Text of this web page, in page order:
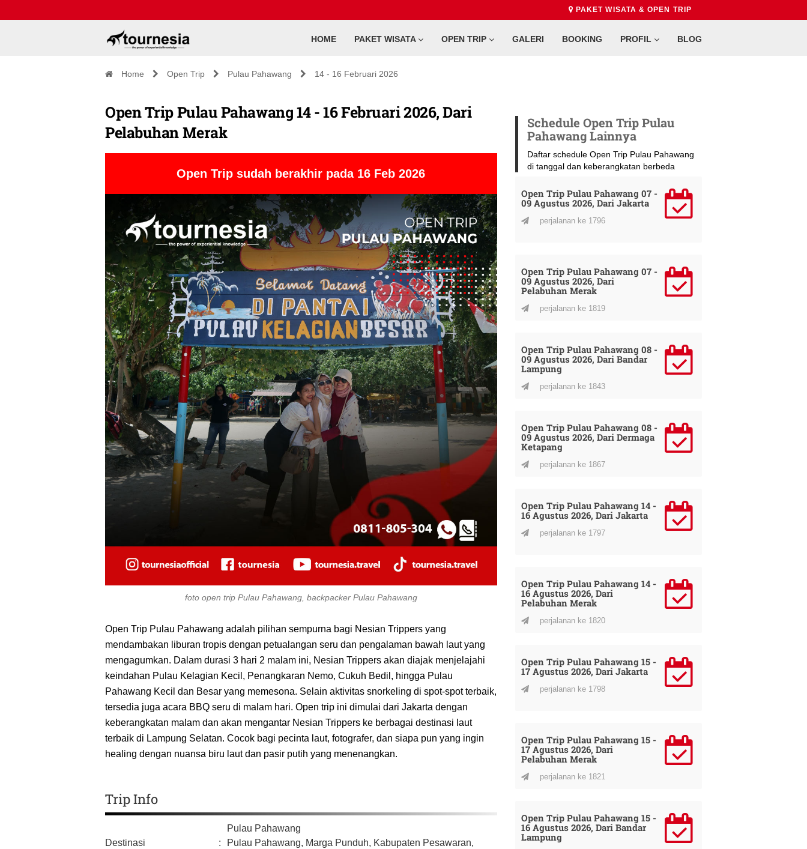
PAKET WISATA & OPEN TRIP
HOME PAKET WISATA OPEN TRIP GALERI BOOKING PROFIL BLOG
Home Open Trip Pulau Pahawang 14 - 16 Februari 2026
Open Trip Pulau Pahawang 14 - 16 Februari 2026, Dari
Pelabuhan Merak
Open Trip sudah berakhir pada 16 Feb 2026
foto open trip Pulau Pahawang, backpacker Pulau Pahawang
Open Trip Pulau Pahawang adalah pilihan sempurna bagi Nesian Trippers yang
mendambakan liburan tropis dengan petualangan seru dan pengalaman bawah laut yang
mengagumkan. Dalam durasi 3 hari 2 malam ini, Nesian Trippers akan diajak menjelajahi
keindahan Pulau Kelagian Kecil, Penangkaran Nemo, Cukuh Bedil, hingga Pulau
Pahawang Kecil dan Besar yang memesona. Selain aktivitas snorkeling di spot-spot terbaik,
tersedia juga acara BBQ seru di malam hari. Open trip ini dimulai dari Jakarta dengan
keberangkatan malam dan akan mengantar Nesian Trippers ke berbagai destinasi laut
terbaik di Lampung Selatan. Cocok bagi pecinta laut, fotografer, dan siapa pun yang ingin
healing dengan nuansa biru laut dan pasir putih yang menenangkan.
Trip Info
Destinasi :
Pulau Pahawang
Pulau Pahawang, Marga Punduh, Kabupaten Pesawaran,
Schedule Open Trip Pulau
Pahawang Lainnya
Daftar schedule Open Trip Pulau Pahawang
di tanggal dan keberangkatan berbeda
Open Trip Pulau Pahawang 07 -
09 Agustus 2026, Dari Jakarta
perjalanan ke 1796
Open Trip Pulau Pahawang 07 -
09 Agustus 2026, Dari
Pelabuhan Merak
perjalanan ke 1819
Open Trip Pulau Pahawang 08 -
09 Agustus 2026, Dari Bandar
Lampung
perjalanan ke 1843
Open Trip Pulau Pahawang 08 -
09 Agustus 2026, Dari Dermaga
Ketapang
perjalanan ke 1867
Open Trip Pulau Pahawang 14 -
16 Agustus 2026, Dari Jakarta
perjalanan ke 1797
Open Trip Pulau Pahawang 14 -
16 Agustus 2026, Dari
Pelabuhan Merak
perjalanan ke 1820
Open Trip Pulau Pahawang 15 -
17 Agustus 2026, Dari Jakarta
perjalanan ke 1798
Open Trip Pulau Pahawang 15 -
17 Agustus 2026, Dari
Pelabuhan Merak
perjalanan ke 1821
Open Trip Pulau Pahawang 15 -
16 Agustus 2026, Dari Bandar
Lampung